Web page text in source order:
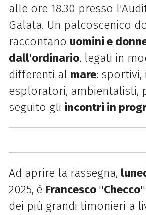
alle ore 18.30 presso
Galata. Un palcoscenico
raccontano uomini e
dall'ordinario, legati in
differenti al mare: sportivi,
esploratori, ambientalisti,
seguito gli incontri in
Ad aprire la rassegna,
2025, è Francesco ''Checco''
dei più grandi timonieri a